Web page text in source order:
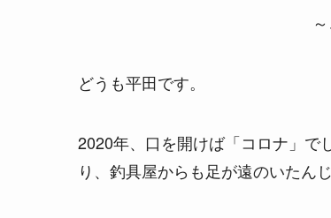
どうも平田です。
2020年、口を開けば「コロナ」で
り、釣具屋からも足が遠のいたん